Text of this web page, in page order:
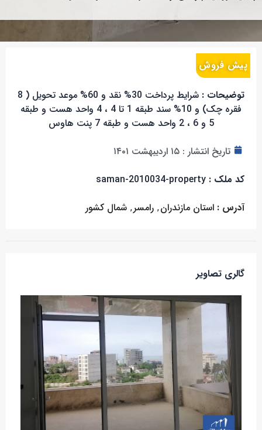
پیش فروش
توضیحات :
شرایط پرداخت 30% نقد و 60% موعد تحویل ( 8
فقره چک) و 10% سند طبقه 1 تا 4 ، 4 واحد هست و طبقه
5 و 6 ، 2 واحد هست و طبقه 7 پنت هاوس
تاریخ انتشار : ۱۵ اردیبهشت ۱۴۰۱
کد ملک : saman-2010034-property
آدرس : استان مازندران, رامسر, شمال کشور
گالری تصاویر